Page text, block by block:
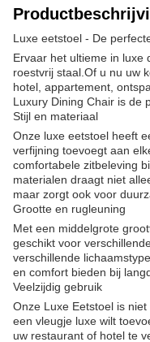
Luxe eetstoel - De
Ervaar het ultieme in luxe
roestvrij staal.Of u nu uw
hotel, appartement,
Luxury Dining Chair is de
Stijl en materiaal
Onze luxe eetstoel heeft
verfijning toevoegt aan
comfortabele zitbeleving
materialen draagt niet
maar zorgt ook voor
Grootte en rugleuning
Met een middelgrote
geschikt voor
verschillende
en comfort bieden bij
Veelzijdig gebruik
Onze Luxe Eetstoel is
een vleugje luxe wilt
uw restaurant of hotel te